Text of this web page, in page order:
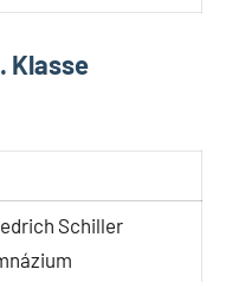
Klasse
Schiller